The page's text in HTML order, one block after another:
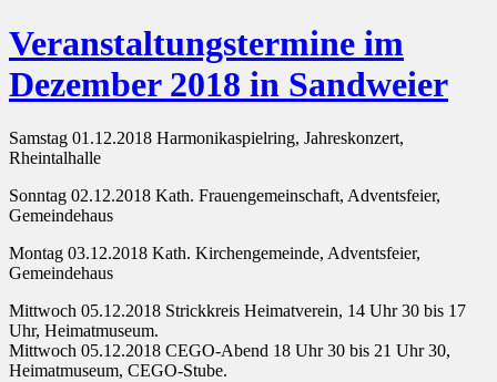
Veranstaltungstermine im
Dezember 2018 in Sandweier
Samstag 01.12.2018 Harmonikaspielring, Jahreskonzert,
Rheintalhalle
Sonntag 02.12.2018 Kath. Frauengemeinschaft, Adventsfeier,
Gemeindehaus
Montag 03.12.2018 Kath. Kirchengemeinde, Adventsfeier,
Gemeindehaus
Mittwoch 05.12.2018 Strickkreis Heimatverein, 14 Uhr 30 bis 17
Uhr, Heimatmuseum.
Mittwoch 05.12.2018 CEGO-Abend 18 Uhr 30 bis 21 Uhr 30,
Heimatmuseum, CEGO-Stube.